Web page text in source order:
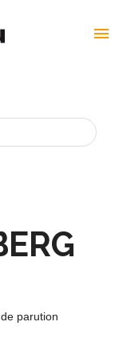
menu
parution